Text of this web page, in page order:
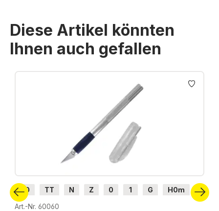
Diese Artikel könnten
Ihnen auch gefallen
Produktgalerie überspringen
H0 TT N Z 0 1 G
H0m
H0e
Art.-Nr. 60060